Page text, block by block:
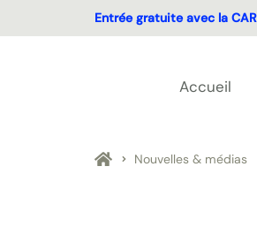
Entrée gratuite avec la
Accueil
Nouvelles & médias